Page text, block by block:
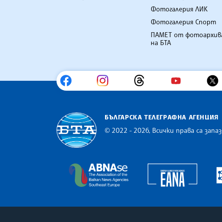
Фотогалерия ЛИК
Фотогалерия Спорт
ПАМЕТ от
на БТА
БЪЛГАРСКА ТЕЛЕГРАФНА АГЕНЦИЯ
© 2022 - 2026, Всички права са
The Assocoation of the